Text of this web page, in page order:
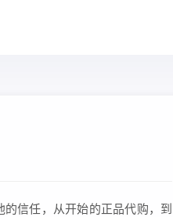
信任，从开始的正品代购，到